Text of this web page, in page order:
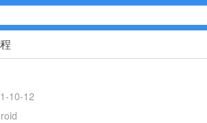
10-12